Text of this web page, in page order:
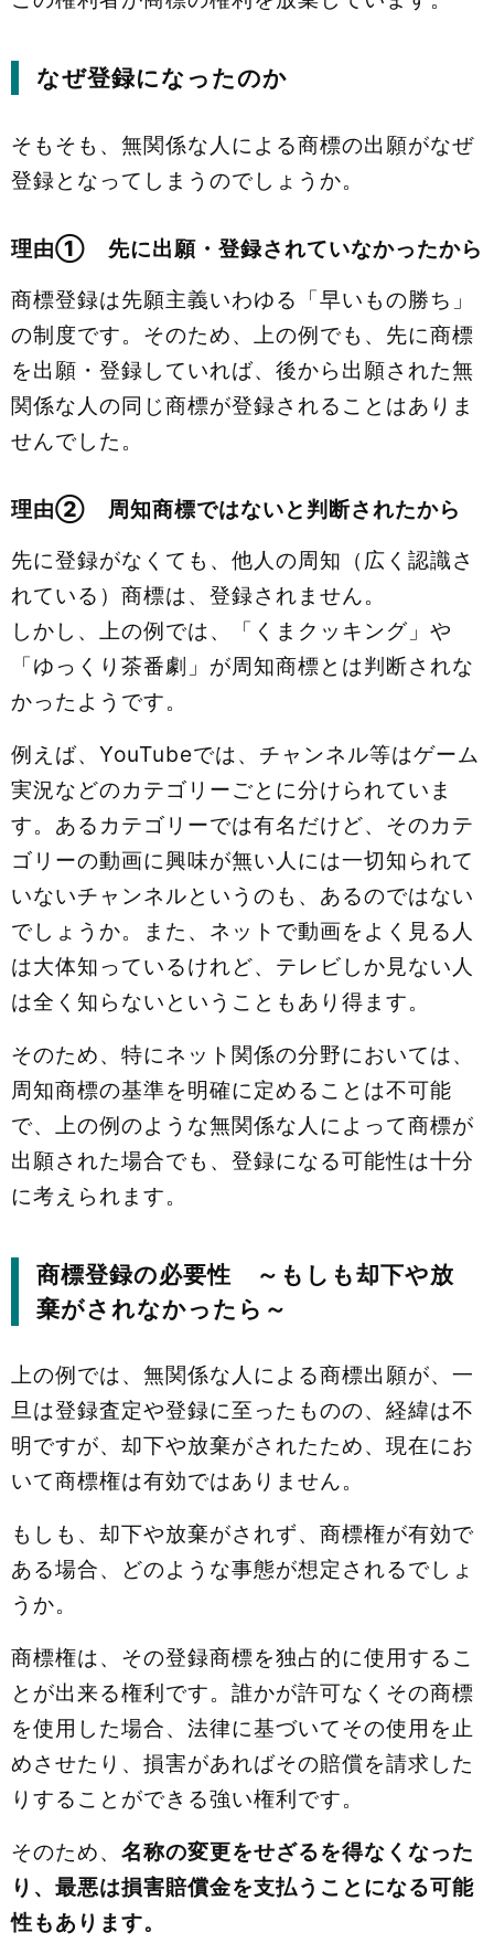
なぜ登録になったのか
そもそも、無関係な人による商標の出願がなぜ
登録となってしまうのでしょうか。
理由① 先に出願・登録されていなかったから
商標登録は先願主義いわゆる「早いもの勝ち」
の制度です。そのため、上の例でも、先に商標
を出願・登録していれば、後から出願された無
関係な人の同じ商標が登録されることはありま
せんでした。
理由② 周知商標ではないと判断されたから
先に登録がなくても、他人の周知（広く認識さ
れている）商標は、登録されません。
しかし、上の例では、「くまクッキング」や
「ゆっくり茶番劇」が周知商標とは判断されな
かったようです。
例えば、YouTubeでは、チャンネル等はゲーム
実況などのカテゴリーごとに分けられていま
す。あるカテゴリーでは有名だけど、そのカテ
ゴリーの動画に興味が無い人には一切知られて
いないチャンネルというのも、あるのではない
でしょうか。また、ネットで動画をよく見る人
は大体知っているけれど、テレビしか見ない人
は全く知らないということもあり得ます。
そのため、特にネット関係の分野においては、
周知商標の基準を明確に定めることは不可能
で、上の例のような無関係な人によって商標が
出願された場合でも、登録になる可能性は十分
に考えられます。
商標登録の必要性 ～もしも却下や放
棄がされなかったら～
上の例では、無関係な人による商標出願が、一
旦は登録査定や登録に至ったものの、経緯は不
明ですが、却下や放棄がされたため、現在にお
いて商標権は有効ではありません。
もしも、却下や放棄がされず、商標権が有効で
ある場合、どのような事態が想定されるでしょ
うか。
商標権は、その登録商標を独占的に使用するこ
とが出来る権利です。誰かが許可なくその商標
を使用した場合、法律に基づいてその使用を止
めさせたり、損害があればその賠償を請求した
りすることができる強い権利です。
そのため、 名称の変更をせざるを得なくなった
り、最悪は損害賠償金を支払うことになる可能
性もあります。